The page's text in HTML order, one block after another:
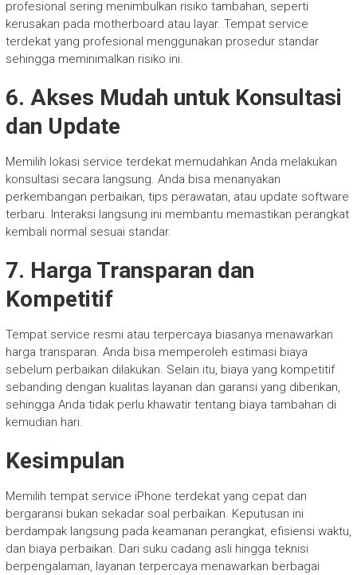
profesional sering menimbulkan risiko tambahan, seperti
kerusakan pada motherboard atau layar. Tempat service
terdekat yang profesional menggunakan prosedur standar
sehingga meminimalkan risiko ini.
6. Akses Mudah untuk Konsultasi
dan Update
Memilih lokasi service terdekat memudahkan Anda melakukan
konsultasi secara langsung. Anda bisa menanyakan
perkembangan perbaikan, tips perawatan, atau update software
terbaru. Interaksi langsung ini membantu memastikan perangkat
kembali normal sesuai standar.
7. Harga Transparan dan
Kompetitif
Tempat service resmi atau terpercaya biasanya menawarkan
harga transparan. Anda bisa memperoleh estimasi biaya
sebelum perbaikan dilakukan. Selain itu, biaya yang kompetitif
sebanding dengan kualitas layanan dan garansi yang diberikan,
sehingga Anda tidak perlu khawatir tentang biaya tambahan di
kemudian hari.
Kesimpulan
Memilih tempat service iPhone terdekat yang cepat dan
bergaransi bukan sekadar soal perbaikan. Keputusan ini
berdampak langsung pada keamanan perangkat, efisiensi waktu,
dan biaya perbaikan. Dari suku cadang asli hingga teknisi
berpengalaman, layanan terpercaya menawarkan berbagai